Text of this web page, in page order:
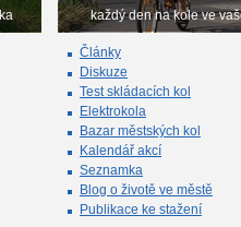
každý den na kole ve
Články
Diskuze
Test skládacích kol
Elektrokola
Bazar městských kol
Kalendář akcí
Seznamka
Blog o životě ve městě
Publikace ke stažení